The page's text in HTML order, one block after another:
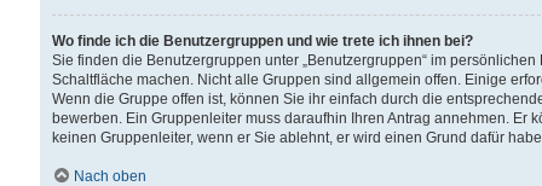
Wo finde ich die Benutzergruppen und wie trete ich ihnen bei?
Sie finden die Benutzergruppen unter „Benutzergruppen“ im
Schaltfläche machen. Nicht alle Gruppen sind allgemein offen. Einige
Wenn die Gruppe offen ist, können Sie ihr einfach durch die
bewerben. Ein Gruppenleiter muss daraufhin Ihren Antrag annehmen.
keinen Gruppenleiter, wenn er Sie ablehnt, er wird einen Grund dafür
Nach oben